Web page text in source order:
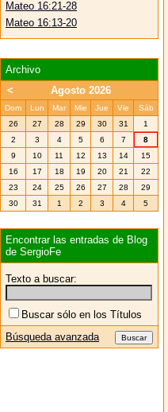
Mateo 16:21-28
Mateo 16:13-20
Archivo
<
Agosto 2026
Dom Lun Mar Mie Jue Vie
Sáb
26
27 28 29 30 31
1
2
3 4 5 6 7
8
9
10 11 12 13 14
15
16
17 18 19 20 21
22
23
24 25 26 27 28
29
30
31 1 2 3 4 5
Encontrar las entradas de Blog
de SergioFe
Texto a buscar:
Buscar sólo en los Títulos
Búsqueda avanzada